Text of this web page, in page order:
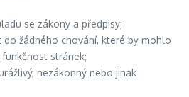
se zákony a předpisy;
žádného chování, které by mohlo
stránek;
nezákonný nebo jinak